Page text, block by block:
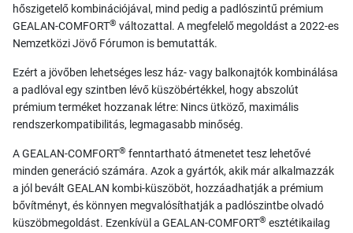
hőszigetelő kombinációjával, mind pedig a padlószintű prémium
GEALAN-COMFORT® változattal. A megfelelő megoldást a 2022-es
Nemzetközi Jövő Fórumon is bemutatták.
Ezért a jövőben lehetséges lesz ház- vagy balkonajtók kombinálása
a padlóval egy szintben lévő küszöbértékkel, hogy abszolút
prémium terméket hozzanak létre: Nincs ütköző, maximális
rendszerkompatibilitás, legmagasabb minőség.
A GEALAN-COMFORT® fenntartható átmenetet tesz lehetővé
minden generáció számára. Azok a gyártók, akik már alkalmazzák
a jól bevált GEALAN kombi-küszöböt, hozzáadhatják a prémium
bővítményt, és könnyen megvalósíthatják a padlószintbe olvadó
küszöbmegoldást. Ezenkívül a GEALAN-COMFORT® esztétikailag